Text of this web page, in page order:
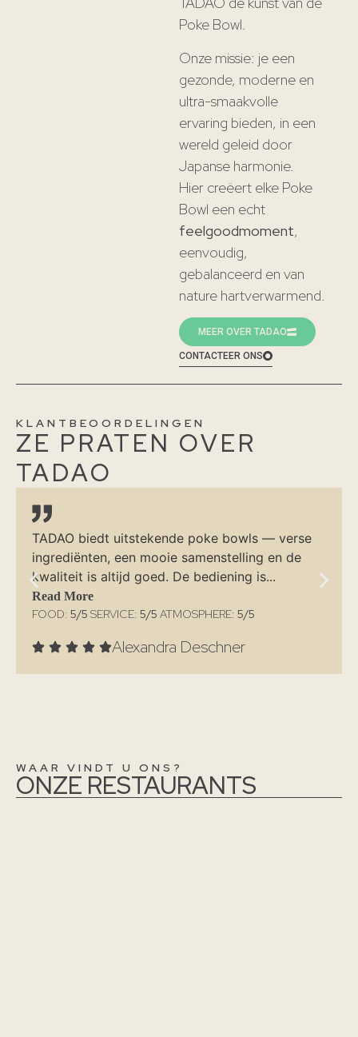
Poke Bowl.
Onze missie: je een
gezonde, moderne en
ultra-smaakvolle
ervaring bieden, in een
wereld geleid door
Japanse harmonie.
Hier creëert elke Poke
Bowl een echt
feelgoodmoment,
eenvoudig,
gebalanceerd en van
nature hartverwarmend.
MEER OVER TADAO
CONTACTEER ONS
KLANTBEOORDELINGEN
ZE PRATEN OVER
TADAO
TADAO biedt uitstekende poke bowls — verse
ingrediënten, een mooie samenstelling en de
kwaliteit is altijd goed. De bediening is...
Read More
FOOD: 5/5 SERVICE: 5/5 ATMOSPHERE: 5/5
Alexandra Deschner
WAAR VINDT U ONS?
ONZE RESTAURANTS